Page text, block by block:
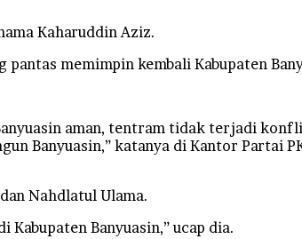
Kaharuddin Aziz.
memimpin kembali Kabupaten
aman, tentram tidak terjadi
Banyuasin,” katanya di Kantor Partai
Nahdlatul Ulama.
Banyuasin,” ucap dia.